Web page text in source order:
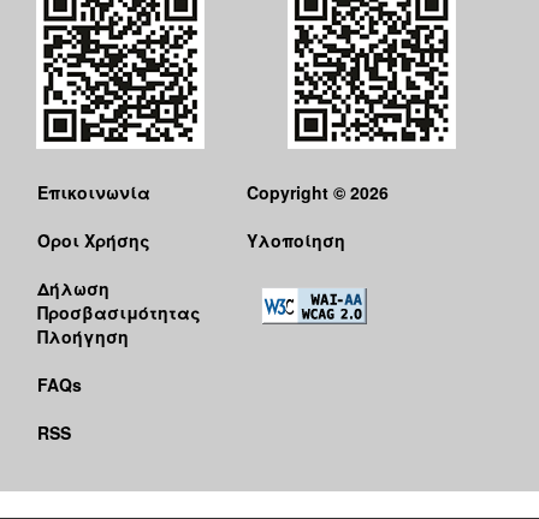
Επικοινωνία
Όροι Χρήσης
Δήλωση
Προσβασιμότητας
Πλοήγηση
FAQs
RSS
Copyright © 2026
Υλοποίηση